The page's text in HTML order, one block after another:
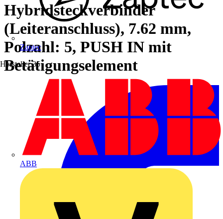
Zaptec
Hersteller 35
ABB
Hybridsteckverbinder
(Leiteranschluss), 7.62 mm,
Polzahl: 5, PUSH IN mit
Betätigungselement